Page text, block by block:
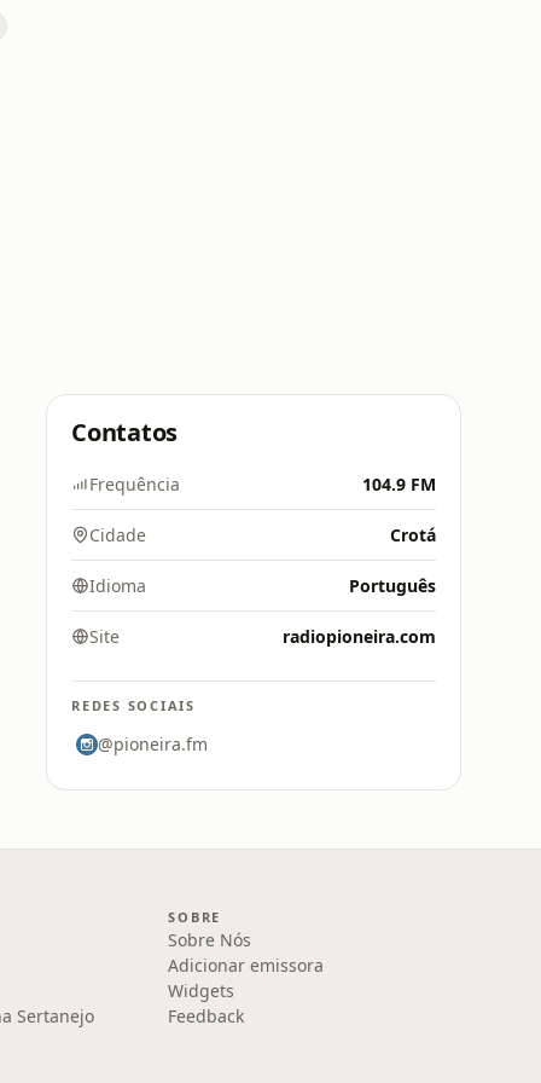
Contatos
Frequência 104.9 FM
Cidade Crotá
Idioma Português
Site radiopioneira.com
REDES SOCIAIS
@pioneira.fm
Sertanejo
SOBRE
Sobre Nós
Adicionar emissora
Widgets
Feedback